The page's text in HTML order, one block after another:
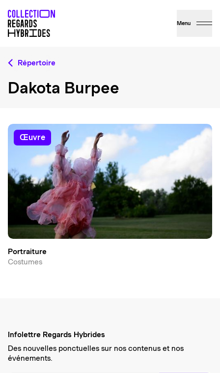
Menu
Répertoire
Dakota Burpee
œuvre
Portraiture
Costumes
Infolettre Regards Hybrides
Des nouvelles ponctuelles sur nos contenus et nos
événements.